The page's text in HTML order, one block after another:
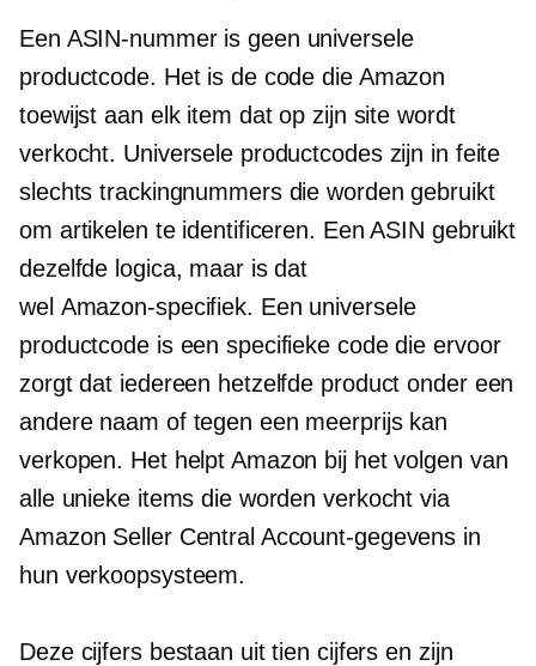
Een ASIN-nummer is geen universele
productcode. Het is de code die Amazon
toewijst aan elk item dat op zijn site wordt
verkocht. Universele productcodes zijn in feite
slechts trackingnummers die worden gebruikt
om artikelen te identificeren. Een ASIN gebruikt
dezelfde logica, maar is dat
wel Amazon-specifiek. Een universele
productcode is een specifieke code die ervoor
zorgt dat iedereen hetzelfde product onder een
andere naam of tegen een meerprijs kan
verkopen. Het helpt Amazon bij het volgen van
alle unieke items die worden verkocht via
Amazon Seller Central Account-gegevens in
hun verkoopsysteem.
Deze cijfers bestaan ​​uit tien cijfers en zijn